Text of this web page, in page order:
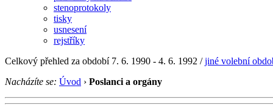
stenoprotokoly
tisky
usnesení
rejstříky
Celkový přehled za období 7. 6. 1990 - 4. 6. 1992 /jiné volební
Nacházíte se: Úvod › Poslanci a orgány